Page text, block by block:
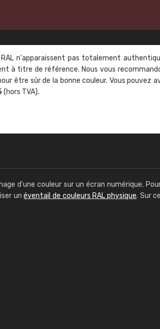
n'apparaissent pas totalement
à titre de référence. Nous vous
être sûr de la bonne couleur. Vous pouvez
(hors TVA).
d'une couleur sur un écran numérique.
unéventail de couleurs RAL physique. Sur